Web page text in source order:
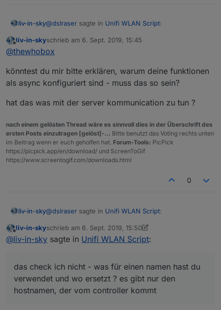
liv-in-sky@dslraser sagte in Unifi WLAN Script:
ich habe bei mir im Script mal alles auf
geändert, dann werden auch die DP dazu
erstellt und mir werden die vergebenen Namen
das check ich nicht - was für einen namen hast du
verwendet und wo ersetzt ? es gibt nur den
hostnamen, der vom controller kommt
Offline
liv-in-skyschrieb am 6. Sept. 2019, 15:45
zuletzt editiert von
@thewhobox
könntest du mir bitte erklären, warum deine funktionen
als async konfiguriert sind - muss das so sein?
hat das was mit der server kommunication zu tun ?
nach einem gelösten Thread wäre es sinnvoll dies in der Überschrift des
ersten Posts einzutragen [gelöst]-... Bitte benutzt das Voting rechts unten
im Beitrag wenn er euch geholfen hat. Forum-Tools: PicPick
https://picpick.app/en/download/ und ScreenToGif
https://www.screentogif.com/downloads.html
0
liv-in-sky@dslraser sagte in Unifi WLAN Script:
ich habe bei mir im Script mal alles auf
geändert, dann werden auch die DP dazu
angezeigt, gefällt mir sogar besser.
verwendet und wo ersetzt ? es gibt nur den
Offline
liv-in-skyschrieb am 6. Sept. 2019, 15:50
zuletzt editiert von liv-in-sky9. Juni 2019, 17:50
@liv-in-sky sagte in Unifi WLAN Script:
das check ich nicht - was für einen namen hast du
verwendet und wo ersetzt ? es gibt nur den
hostnamen, der vom controller kommt